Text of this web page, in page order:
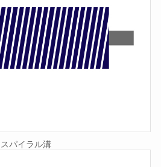
スパイラル溝